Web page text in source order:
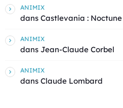
ANIMIX
dans Castlevania : Noctune
ANIMIX
dans Jean-Claude Corbel
ANIMIX
dans Claude Lombard